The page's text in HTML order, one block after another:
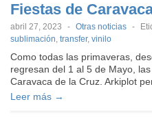
Fiestas de
abril 27, 2023 - Otras noticias -
sublimación, transfer, vinilo
Como todas las primaveras,
regresan del 1 al 5 de Mayo,
Caravaca de la Cruz. Arkiplot
Leer más →